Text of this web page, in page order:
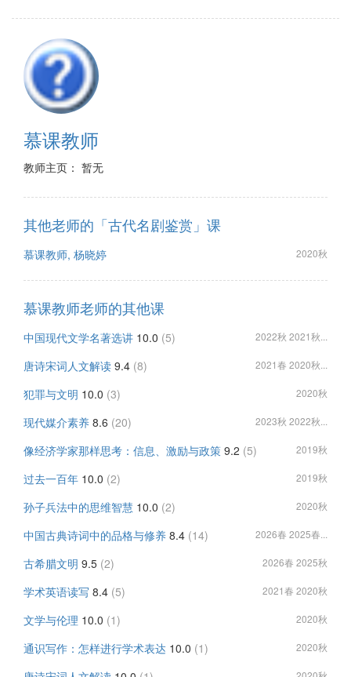
慕课教师
教师主页： 暂无
其他老师的「古代名剧鉴赏」课
慕课教师, 杨晓婷 2020秋
慕课教师老师的其他课
中国现代文学名著选讲 10.0 (5) 2022秋 2021秋...
唐诗宋词人文解读 9.4 (8) 2021春 2020秋...
犯罪与文明 10.0 (3) 2020秋
现代媒介素养 8.6 (20) 2023秋 2022秋...
像经济学家那样思考：信息、激励与政策 9.2 (5) 2019秋
过去一百年 10.0 (2) 2019秋
孙子兵法中的思维智慧 10.0 (2) 2020秋
中国古典诗词中的品格与修养 8.4 (14) 2026春 2025春...
古希腊文明 9.5 (2) 2026春 2025秋
学术英语读写 8.4 (5) 2021春 2020秋
文学与伦理 10.0 (1) 2020秋
通识写作：怎样进行学术表达 10.0 (1) 2020秋